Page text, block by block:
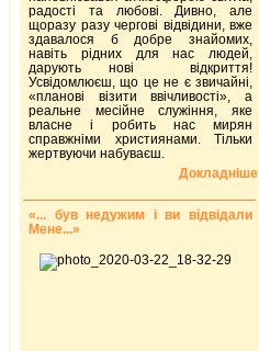
радості та любові. Дивно, але
щоразу разу чергові відвідини, вже
здавалося б добре знайомих,
навіть рідних для нас людей,
дарують нові відкриття!
Усвідомлюєш, що це не є звичайні,
«планові візити ввічливості», а
реальне месійне служіння, яке
власне і робить нас мирян
справжніми християнами. Тільки
жертвуючи набуваєш.
Докладніше
«... був недужим і ви відвідали
Мене...»